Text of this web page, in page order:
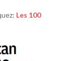
Les 100